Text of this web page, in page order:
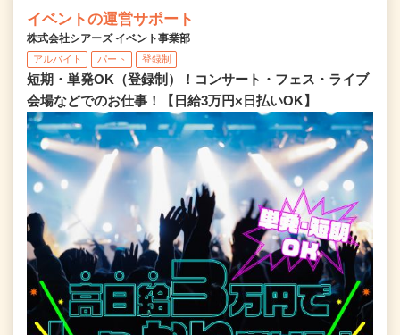
イベントの運営サポート
株式会社シアーズ イベント事業部
アルバイト パート 登録制
短期・単発OK（登録制）！コンサート・フェス・ライブ
会場などでのお仕事！【日給3万円×日払いOK】